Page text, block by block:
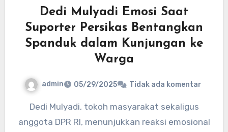
Dedi Mulyadi Emosi Saat
Suporter Persikas Bentangkan
Spanduk dalam Kunjungan ke
Warga
admin 05/29/2025 Tidak ada komentar
Dedi Mulyadi, tokoh masyarakat sekaligus
anggota DPR RI, menunjukkan reaksi emosional